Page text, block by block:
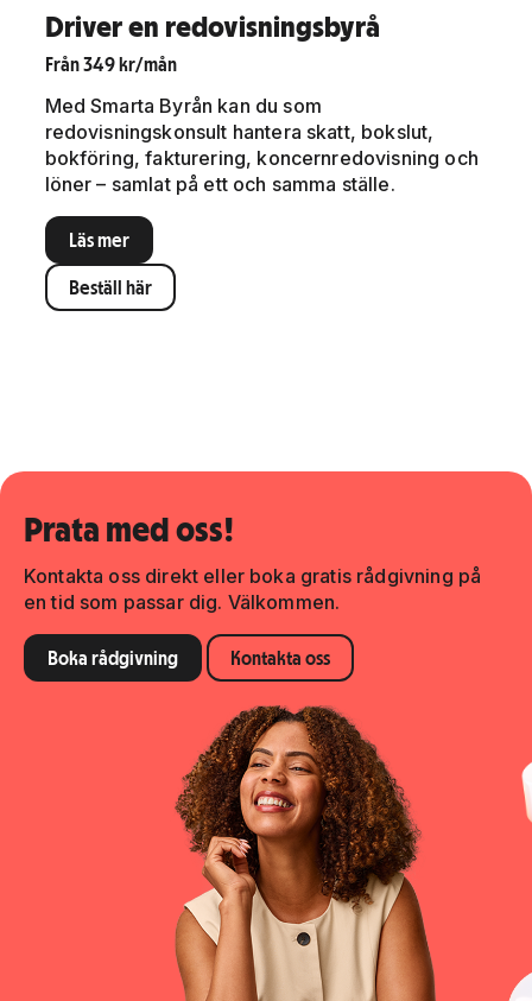
Driver en redovisningsbyrå
Från 349 kr/mån
Med Smarta Byrån kan du som
redovisningskonsult hantera skatt, bokslut,
bokföring, fakturering, koncernredovisning och
löner – samlat på ett och samma ställe.
Läs mer
Beställ här
Prata med oss!
Kontakta oss direkt eller boka gratis rådgivning på
en tid som passar dig. Välkommen.
Boka rådgivning Kontakta oss